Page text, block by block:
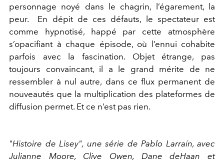
personnage noyé dans le chagrin, l’égarement, la
peur. En dépit de ces défauts, le spectateur est
comme hypnotisé, happé par cette atmosphère
s’opacifiant à chaque épisode, où l’ennui cohabite
parfois avec la fascination. Objet étrange, pas
toujours convaincant, il a le grand mérite de ne
ressembler à nul autre, dans ce flux permanent de
nouveautés que la multiplication des plateformes de
diffusion permet. Et ce n’est pas rien.
"Histoire de Lisey", une série de Pablo Larraín, avec
Julianne Moore, Clive Owen, Dane deHaan et